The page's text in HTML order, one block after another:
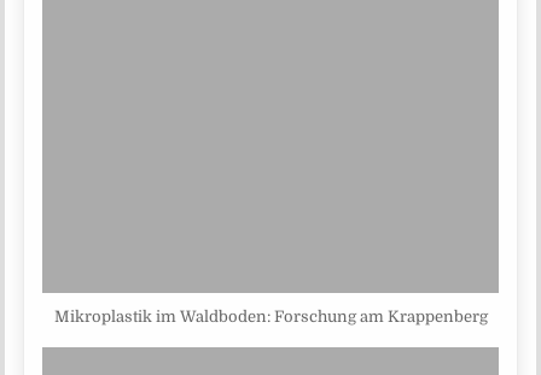
Mikroplastik im Waldboden: Forschung am Krappenberg